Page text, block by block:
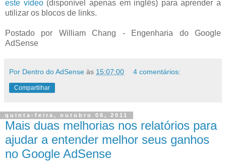
este vídeo(disponível apenas em inglês) para aprender a
utilizar os blocos de links.
Postado por William Chang - Engenharia do Google
AdSense
Por Dentro do AdSense às 15:07:00 4 comentários:
Compartilhar
quinta-feira, outubro 06, 2011
Mais duas melhorias nos relatórios para
ajudar a entender melhor seus ganhos
no Google AdSense